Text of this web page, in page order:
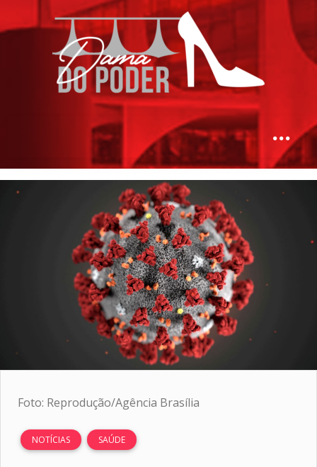
Foto: Reprodução/Agência Brasília
NOTÍCIAS SAÚDE